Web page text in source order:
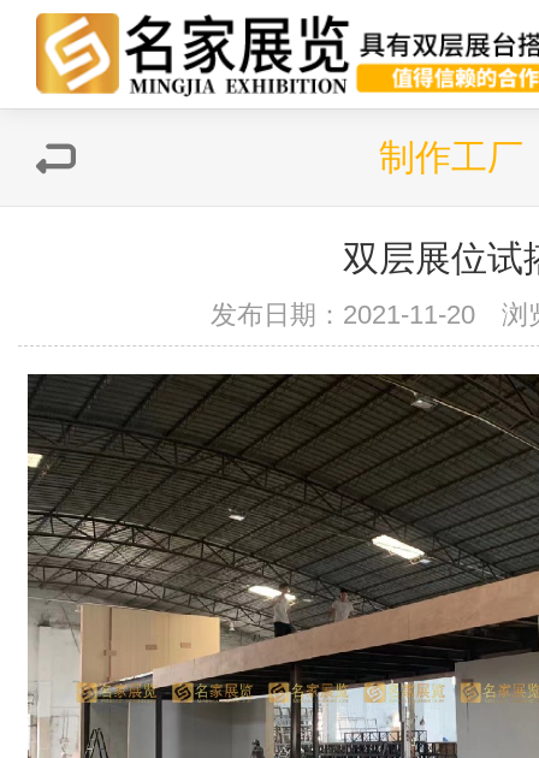
制作工厂
双层展位试
发布日期：2021-11-20 浏